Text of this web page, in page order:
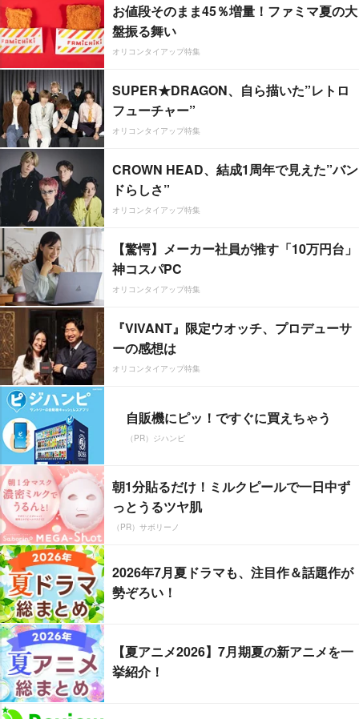
お値段そのまま45％増量！ファミマ夏の大
盤振る舞い
オリコンタイアップ特集
SUPER★DRAGON、自ら描いた”レトロ
フューチャー”
オリコンタイアップ特集
CROWN HEAD、結成1周年で見えた”バン
ドらしさ”
オリコンタイアップ特集
【驚愕】メーカー社員が推す「10万円台」
神コスパPC
オリコンタイアップ特集
『VIVANT』限定ウオッチ、プロデューサ
ーの感想は
オリコンタイアップ特集
自販機にピッ！ですぐに買えちゃう
（PR）ジハンピ
朝1分貼るだけ！ミルクピールで一日中ず
っとうるツヤ肌
（PR）サボリーノ
2026年7月夏ドラマも、注目作＆話題作が
勢ぞろい！
【夏アニメ2026】7月期夏の新アニメを一
挙紹介！